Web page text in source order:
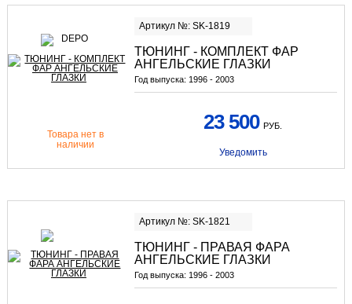
Артикул №: SK-1819
ТЮНИНГ - КОМПЛЕКТ ФАР
АНГЕЛЬСКИЕ ГЛАЗКИ
Год выпуска: 1996 - 2003
Товара нет в
наличии
23 500 РУБ.
Уведомить
Артикул №: SK-1821
ТЮНИНГ - ПРАВАЯ ФАРА
АНГЕЛЬСКИЕ ГЛАЗКИ
Год выпуска: 1996 - 2003